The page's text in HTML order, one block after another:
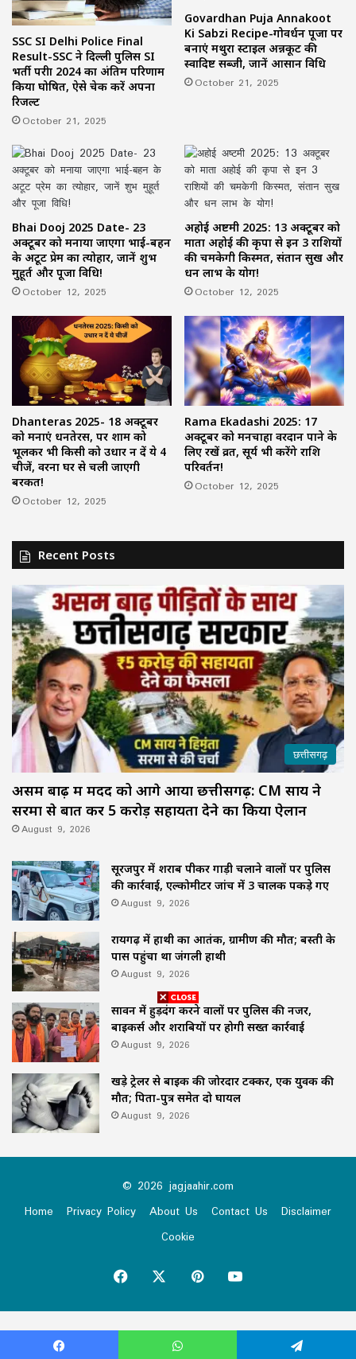
SSC SI Delhi Police Final
Result-SSC ने दिल्ली पुलिस SI
भर्ती परीक्षा 2024 का अंतिम परिणाम
किया घोषित, ऐसे चेक करें अपना
रिजल्ट
October 21, 2025
Govardhan Puja Annakoot
Ki Sabzi Recipe-गोवर्धन पूजा पर
बनाएं मथुरा स्टाइल अन्नकूट की
स्वादिष्ट सब्जी, जानें आसान विधि
October 21, 2025
Bhai Dooj 2025 Date- 23
अक्टूबर को मनाया जाएगा भाई-बहन
के अटूट प्रेम का त्योहार, जानें शुभ
मुहूर्त और पूजा विधि!
October 12, 2025
अहोई अष्टमी 2025: 13 अक्टूबर को
माता अहोई की कृपा से इन 3 राशियों
की चमकेगी किस्मत, संतान सुख और
धन लाभ के योग!
October 12, 2025
Dhanteras 2025- 18 अक्टूबर
को मनाएं धनतेरस, पर शाम को
भूलकर भी किसी को उधार न दें ये 4
चीजें, वरना घर से चली जाएगी
बरकत!
October 12, 2025
Rama Ekadashi 2025: 17
अक्टूबर को मनचाहा वरदान पाने के
लिए रखें व्रत, सूर्य भी करेंगे राशि
परिवर्तन!
October 12, 2025
Recent Posts
छत्तीसगढ़
असम बाढ़ में मदद को आगे आया छत्तीसगढ़: CM साय ने
सरमा से बात कर ₹5 करोड़ सहायता देने का किया ऐलान
August 9, 2026
सूरजपुर में शराब पीकर गाड़ी चलाने वालों पर पुलिस
की कार्रवाई, एल्कोमीटर जांच में 3 चालक पकड़े गए
August 9, 2026
रायगढ़ में हाथी का आतंक, ग्रामीण की मौत; बस्ती के
पास पहुंचा था जंगली हाथी
August 9, 2026
सावन में हुड़दंग करने वालों पर पुलिस की नजर,
बाइकर्स और शराबियों पर होगी सख्त कार्रवाई
August 9, 2026
खड़े ट्रेलर से बाइक की जोरदार टक्कर, एक युवक की
मौत; पिता-पुत्र समेत दो घायल
August 9, 2026
© 2026 jagjaahir.com
Home
Privacy Policy About Us Contact Us
Disclaimer
Cookie
Facebook PinterestYouTube
Virus-free.www.avast.com